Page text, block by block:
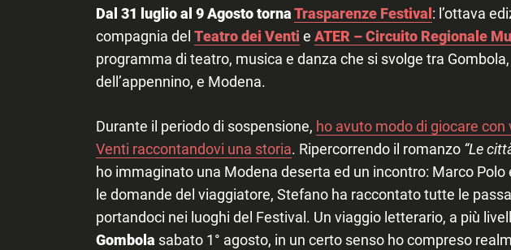
Dal 31 luglio al 9 Agosto tornaTrasparenze Festival: l’ottava
compagnia del Teatro dei Venti e ATER – Circuito Regionale
programma di teatro, musica e danza che si svolge tra
dell’appennino, e Modena.
Durante il periodo di sospensione, ho avuto modo di giocare con
Venti raccontandovi una storia. Ripercorrendo il romanzo “Le
ho immaginato una Modena deserta ed un incontro: Marco
le domande del viaggiatore, Stefano ha raccontato tutte le
portandoci nei luoghi del Festival. Un viaggio letterario, a più
Gombola sabato 1° agosto, in un certo senso ho compreso